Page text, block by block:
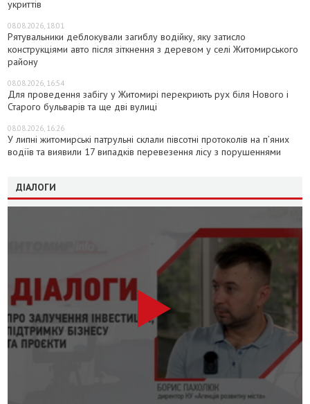
укриттів
08.08.2026, 18:01
Рятувальники деблокували загиблу водійку, яку затисло
конструкціями авто після зіткнення з деревом у селі Житомирського
району
08.08.2026, 16:54
Для проведення забігу у Житомирі перекриють рух біля Нового і
Старого бульварів та ще дві вулиці
08.08.2026, 16:26
У липні житомирські патрульні склали півсотні протоколів на пʼяних
водіїв та виявили 17 випадків перевезення лісу з порушеннями
ДІАЛОГИ